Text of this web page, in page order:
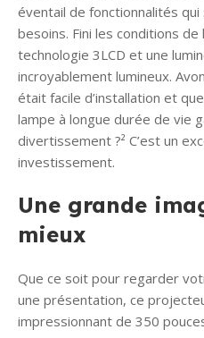
éventail de fonctionnalités
besoins. Fini les conditions
technologie 3LCD et une
incroyablement lumineux.
était facile d’installation et
lampe à longue durée de vie
divertissement ?² C’est un
investissement.
Une grande
mieux
Que ce soit pour regarder
une présentation, ce
impressionnant de 350